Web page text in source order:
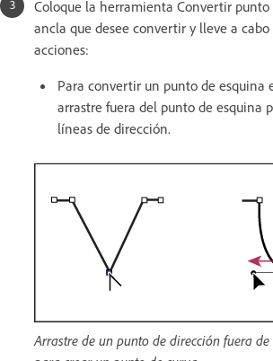
Coloque la herramienta Convertir
ancla que desee convertir y lleve a
acciones:
Para convertir un punto de esquina
arrastre fuera del punto de esquina
líneas de dirección.
Arrastre de un punto de dirección fuera